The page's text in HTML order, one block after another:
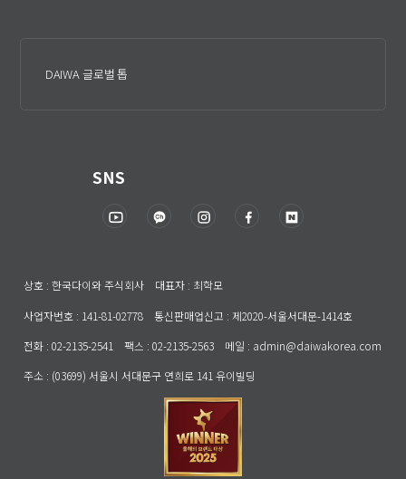
DAIWA 글로벌 톱
SNS
상호 : 한국다이와 주식회사 대표자 : 최학모
사업자번호 : 141-81-02778 통신판매업신고 : 제2020-서울서대문-1414호
전화 : 02-2135-2541 팩스 : 02-2135-2563 메일 : admin@daiwakorea.com
주소 : (03699) 서울시 서대문구 연희로 141 유이빌딩